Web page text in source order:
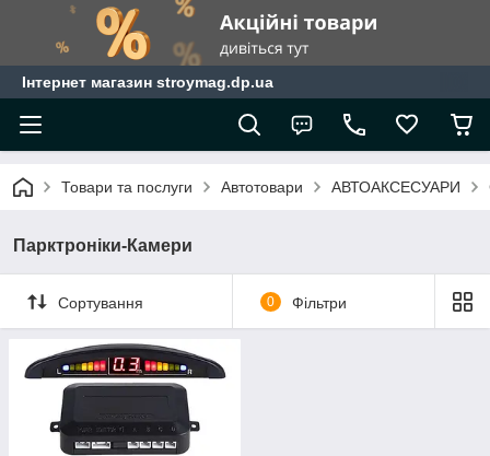
Інтернет магазин stroymag.dp.ua
Товари та послуги Автотовари АВТОАКСЕСУАРИ
Парктроніки-Камери
Сортування 0 Фільтри